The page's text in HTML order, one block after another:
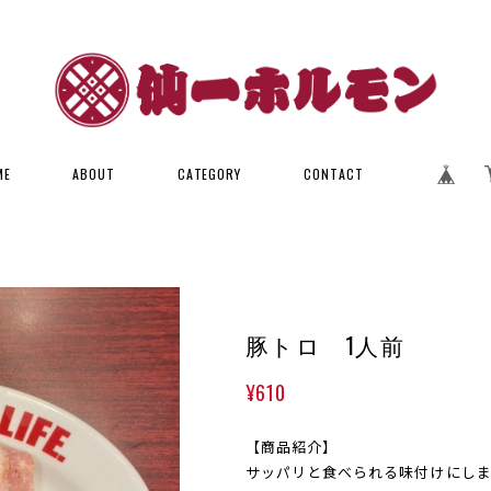
ABOUT CATEGORY CONTACT
豚トロ 1人前
¥610
【商品紹介】
サッパリと食べられる味付けにし